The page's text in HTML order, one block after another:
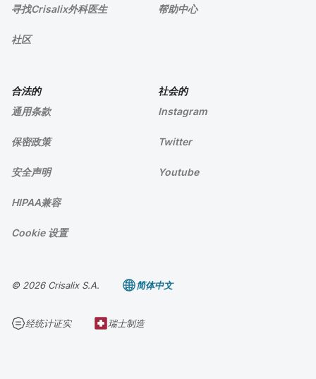
寻找Crisalix外科医生
社区
帮助中心
合法的
通用条款
保密政策
安全声明
HIPAA兼容
Cookie 设置
社会的
Instagram
Twitter
Youtube
© 2026 Crisalix S.A. 简体中文
经统计证实 瑞士制造